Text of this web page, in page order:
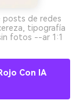
posts de redes
tipografía
fotos --ar 1:1
Con IA